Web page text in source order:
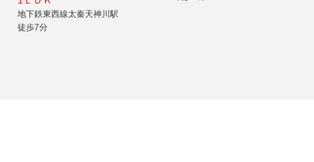
地下鉄東西線太秦天神川駅
徒歩7分